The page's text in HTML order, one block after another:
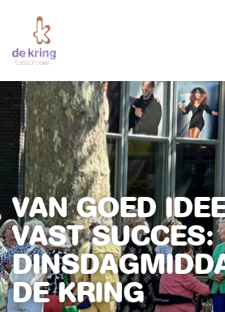
VAN GOED
VAST SUCCES:
DE KRING